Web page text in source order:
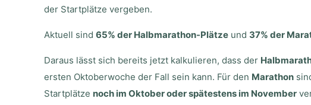
der Startplätze vergeben.
Aktuell sind65% der Halbmarathon-Plätze und 37% der
Daraus lässt sich bereits jetzt kalkulieren, dass der
ersten Oktoberwoche der Fall sein kann. Für den Marathon
Startplätze noch im Oktober oder spätestens im November